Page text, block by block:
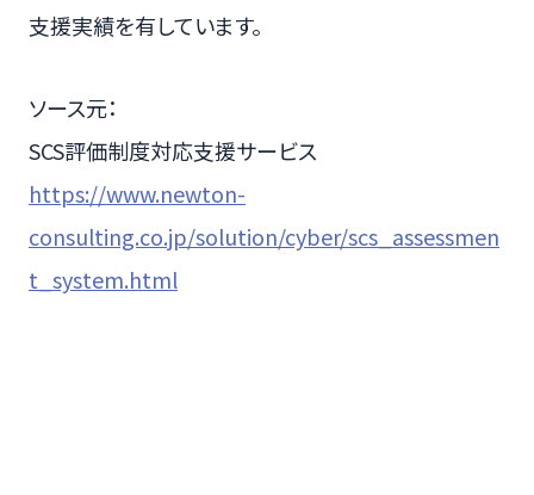
支援実績を有しています。
ソース元：
SCS評価制度対応支援サービス
https://www.newton-
consulting.co.jp/solution/cyber/scs_assessmen
t_system.html